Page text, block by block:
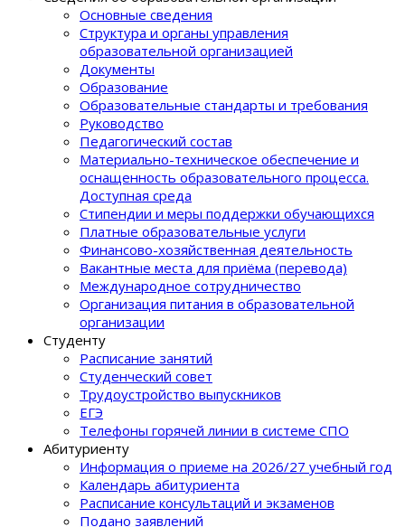
Основные сведения
Структура и органы управления
образовательной организацией
Документы
Образование
Образовательные стандарты и требования
Руководство
Педагогический состав
Материально-техническое обеспечение и
оснащенность образовательного процеcса.
Доступная среда
Стипендии и меры поддержки обучающихся
Платные образовательные услуги
Финансово-хозяйственная деятельность
Вакантные места для приёма (перевода)
Международное сотрудничество
Организация питания в образовательной
организации
Студенту
Расписание занятий
Студенческий совет
Трудоустройство выпускников
ЕГЭ
Телефоны горячей линии в системе СПО
Абитуриенту
Информация о приеме на 2026/27 учебный год
Календарь абитуриента
Расписание консультаций и экзаменов
Подано заявлений